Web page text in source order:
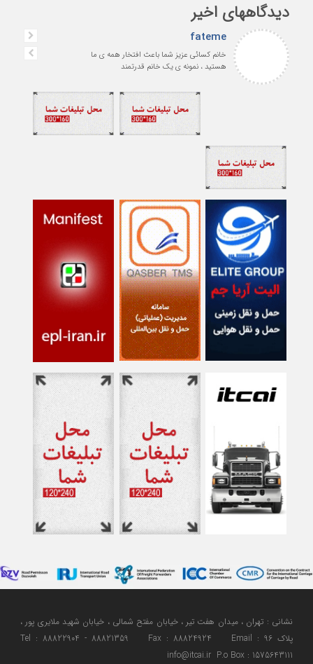
دیدگاههای اخیر
fateme
خانم کسائی عزیز شما باعث افتخار همه ی ما
هستید ، نمونه ی یک خانم قدرتمند
نشانی : تهران ، میدان هفت تیر ، خیابان مفتح شمالی ، خیابان شهید ملایری پور ،
پلاک 96 Tel : 88822904 - 88821359 Fax : 88824924 Email :
info@itcai.ir P.o Box : 1575643111